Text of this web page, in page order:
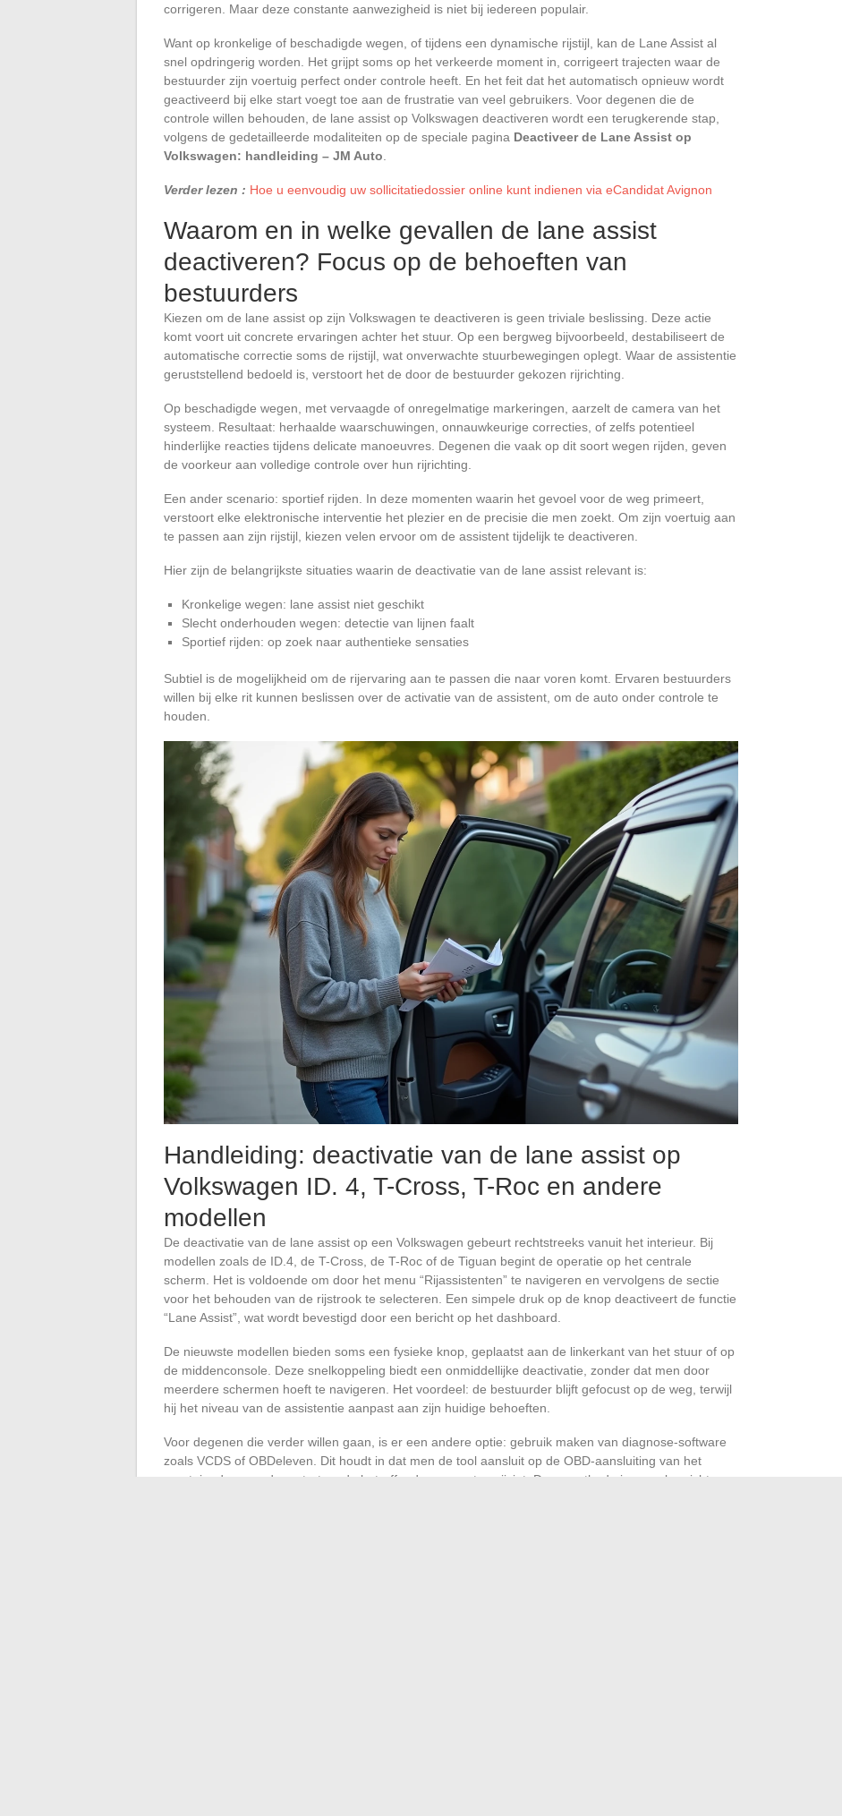
corrigeren. Maar deze constante aanwezigheid is niet bij iedereen populair.
Want op kronkelige of beschadigde wegen, of tijdens een dynamische rijstijl, kan de Lane Assist al
snel opdringerig worden. Het grijpt soms op het verkeerde moment in, corrigeert trajecten waar de
bestuurder zijn voertuig perfect onder controle heeft. En het feit dat het automatisch opnieuw wordt
geactiveerd bij elke start voegt toe aan de frustratie van veel gebruikers. Voor degenen die de
controle willen behouden, de lane assist op Volkswagen deactiveren wordt een terugkerende stap,
volgens de gedetailleerde modaliteiten op de speciale pagina Deactiveer de Lane Assist op
Volkswagen: handleiding – JM Auto
Verder lezen : Hoe u eenvoudig uw sollicitatiedossier online kunt indienen via eCandidat Avignon
Waarom en in welke gevallen de lane assist
deactiveren? Focus op de behoeften van
bestuurders
Kiezen om de lane assist op zijn Volkswagen te deactiveren is geen triviale beslissing. Deze actie
komt voort uit concrete ervaringen achter het stuur. Op een bergweg bijvoorbeeld, destabiliseert de
automatische correctie soms de rijstijl, wat onverwachte stuurbewegingen oplegt. Waar de assistentie
geruststellend bedoeld is, verstoort het de door de bestuurder gekozen rijrichting.
Op beschadigde wegen, met vervaagde of onregelmatige markeringen, aarzelt de camera van het
systeem. Resultaat: herhaalde waarschuwingen, onnauwkeurige correcties, of zelfs potentieel
hinderlijke reacties tijdens delicate manoeuvres. Degenen die vaak op dit soort wegen rijden, geven
de voorkeur aan volledige controle over hun rijrichting.
Een ander scenario: sportief rijden. In deze momenten waarin het gevoel voor de weg primeert,
verstoort elke elektronische interventie het plezier en de precisie die men zoekt. Om zijn voertuig aan
te passen aan zijn rijstijl, kiezen velen ervoor om de assistent tijdelijk te deactiveren.
Hier zijn de belangrijkste situaties waarin de deactivatie van de lane assist relevant is:
Kronkelige wegen: lane assist niet geschikt
Slecht onderhouden wegen: detectie van lijnen faalt
Sportief rijden: op zoek naar authentieke sensaties
Subtiel is de mogelijkheid om de rijervaring aan te passen die naar voren komt. Ervaren bestuurders
willen bij elke rit kunnen beslissen over de activatie van de assistent, om de auto onder controle te
houden.
Handleiding: deactivatie van de lane assist op
Volkswagen ID. 4, T-Cross, T-Roc en andere
modellen
De deactivatie van de lane assist op een Volkswagen gebeurt rechtstreeks vanuit het interieur. Bij
modellen zoals de ID.4, de T-Cross, de T-Roc of de Tiguan begint de operatie op het centrale
scherm. Het is voldoende om door het menu “Rijassistenten” te navigeren en vervolgens de sectie
voor het behouden van de rijstrook te selecteren. Een simpele druk op de knop deactiveert de functie
“Lane Assist”, wat wordt bevestigd door een bericht op het dashboard.
De nieuwste modellen bieden soms een fysieke knop, geplaatst aan de linkerkant van het stuur of op
de middenconsole. Deze snelkoppeling biedt een onmiddellijke deactivatie, zonder dat men door
meerdere schermen hoeft te navigeren. Het voordeel: de bestuurder blijft gefocust op de weg, terwijl
hij het niveau van de assistentie aanpast aan zijn huidige behoeften.
Voor degenen die verder willen gaan, is er een andere optie: gebruik maken van diagnose-software
zoals VCDS of OBDeleven. Dit houdt in dat men de tool aansluit op de OBD-aansluiting van het
voertuig, de procedure start en de betreffende parameter wijzigt. Deze methode is vooral gericht op